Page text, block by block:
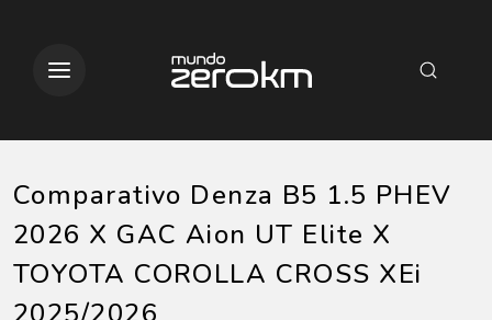
Comparativo Denza B5 1.5 PHEV
2026 X GAC Aion UT Elite X
TOYOTA COROLLA CROSS XEi